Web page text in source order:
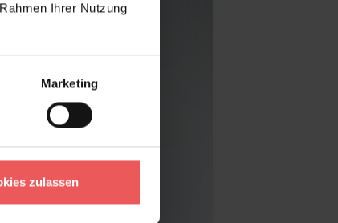
Ihrer Nutzung
Marketing
zulassen